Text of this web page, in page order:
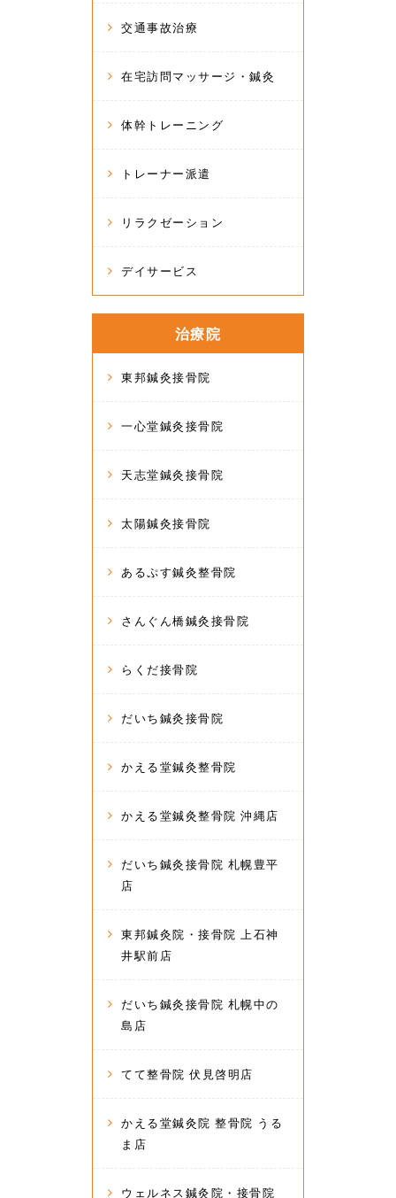
交通事故治療
在宅訪問マッサージ・鍼灸
体幹トレーニング
トレーナー派遣
リラクゼーション
デイサービス
治療院
東邦鍼灸接骨院
一心堂鍼灸接骨院
天志堂鍼灸接骨院
太陽鍼灸接骨院
あるぷす鍼灸整骨院
さんぐん橋鍼灸接骨院
らくだ接骨院
だいち鍼灸接骨院
かえる堂鍼灸整骨院
かえる堂鍼灸整骨院 沖縄店
だいち鍼灸接骨院 札幌豊平
店
東邦鍼灸院・接骨院 上石神
井駅前店
だいち鍼灸接骨院 札幌中の
島店
てて整骨院 伏見啓明店
かえる堂鍼灸院 整骨院 うる
ま店
ウェルネス鍼灸院・接骨院